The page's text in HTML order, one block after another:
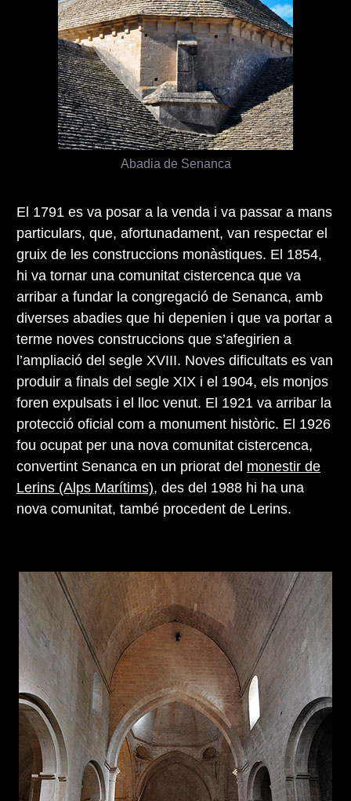
Abadia de Senanca
El 1791 es va posar a la venda i va passar a mans
particulars, que, afortunadament, van respectar el
gruix de les construccions monàstiques. El 1854,
hi va tornar una comunitat cistercenca que va
arribar a fundar la congregació de Senanca, amb
diverses abadies que hi depenien i que va portar a
terme noves construccions que s’afegirien a
l’ampliació del segle XVIII. Noves dificultats es van
produir a finals del segle XIX i el 1904, els monjos
foren expulsats i el lloc venut. El 1921 va arribar la
protecció oficial com a monument històric. El 1926
fou ocupat per una nova comunitat cistercenca,
convertint Senanca en un priorat del monestir de
Lerins (Alps Marítims), des del 1988 hi ha una
nova comunitat, també procedent de Lerins.